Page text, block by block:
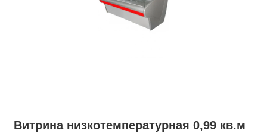
Витрина низкотемпературная 0,99 кв.м